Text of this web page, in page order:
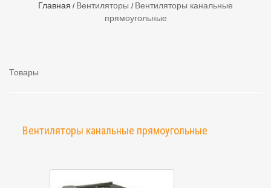
Главная Вентиляторы
Вентиляторы канальные
прямоугольные
Товары
Вентиляторы канальные прямоугольные